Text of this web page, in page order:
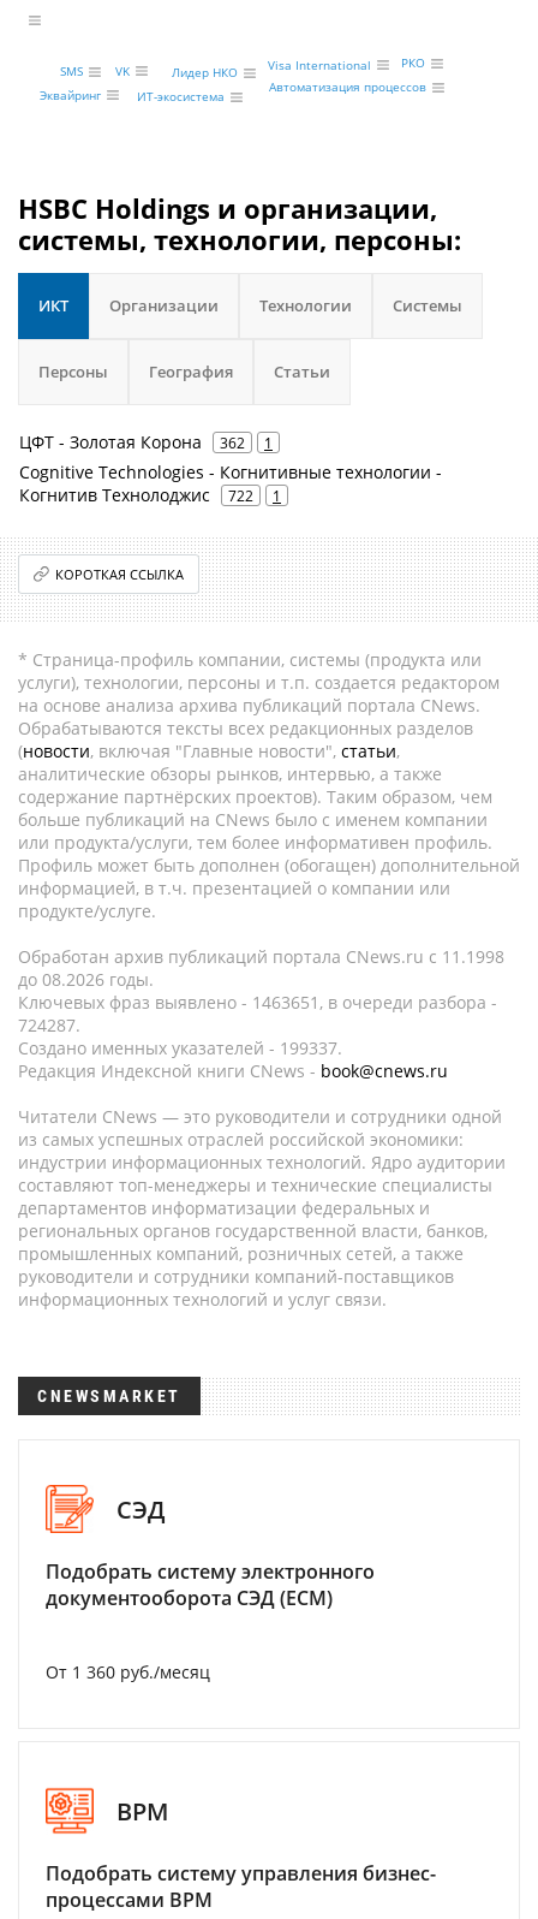
VK Лидер НКО Visa International
Эквайринг
SMS
ИТ-экосистема
Автоматизация процессов
РКО
HSBC Holdings и организации,
системы, технологии, персоны:
ИКТ Организации Технологии Системы
Персоны География Статьи
ЦФТ - Золотая Корона 362 1
Cognitive Technologies - Когнитивные технологии -
Когнитив Технолоджис
722 1
КОРОТКАЯ ССЫЛКА
* Страница-профиль компании, системы (продукта или
услуги), технологии, персоны и т.п. создается редактором
на основе анализа архива публикаций портала CNews.
Обрабатываются тексты всех редакционных разделов
(новости, включая "Главные новости", статьи,
аналитические обзоры рынков, интервью, а также
содержание партнёрских проектов). Таким образом, чем
больше публикаций на CNews было с именем компании
или продукта/услуги, тем более информативен профиль.
Профиль может быть дополнен (обогащен) дополнительной
информацией, в т.ч. презентацией о компании или
продукте/услуге.
Обработан архив публикаций портала CNews.ru c 11.1998
до 08.2026 годы.
Ключевых фраз выявлено - 1463651, в очереди разбора -
724287.
Создано именных указателей - 199337.
Редакция Индексной книги CNews - book@cnews.ru
Читатели CNews — это руководители и сотрудники одной
из самых успешных отраслей российской экономики:
индустрии информационных технологий. Ядро аудитории
составляют топ-менеджеры и технические специалисты
департаментов информатизации федеральных и
региональных органов государственной власти, банков,
промышленных компаний, розничных сетей, а также
руководители и сотрудники компаний-поставщиков
информационных технологий и услуг связи.
CNEWSMARKET
СЭД
Подобрать систему электронного
документооборота СЭД (ECM)
От 1 360 руб./месяц
BPM
Подобрать систему управления бизнес-
процессами BPM